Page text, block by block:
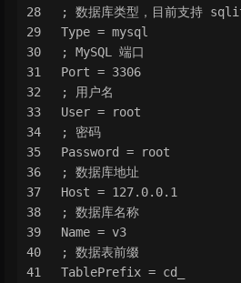
; 数据库类型，目前支持
Type = mysql
; MySQL 端口
Port = 3306
; 用户名
User = root
; 密码
Password = root
; 数据库地址
Host = 127.0.0.1
; 数据库名称
Name = v3
; 数据表前缀
TablePrefix = cd_